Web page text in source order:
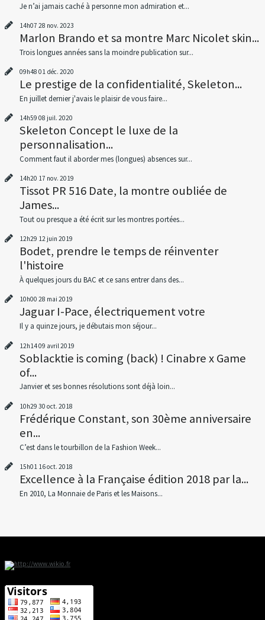
Je n’ai jamais caché à personne mon admiration et...
14h07 28 nov. 2023
Marlon Brando et sa montre Marc Nicolet skin...
Trois longues années sans la moindre publication sur...
09h48 01 déc. 2020
Le prestige de la confidentialité, Skeleton...
En juillet dernier j'avais le plaisir de vous faire...
14h59 08 juil. 2020
Skeleton Concept le luxe de la
personnalisation...
Comment faut il aborder mes (longues) absences sur...
14h20 17 nov. 2019
Tissot PR 516 Date, la montre oubliée de
James...
Tout ou presque a été écrit sur les montres portées...
12h29 12 juin 2019
Bodet, prendre le temps de réinventer
l'histoire
À quelques jours du BAC et ce sans entrer dans des...
10h00 28 mai 2019
Jaguar I-Pace, électriquement votre
Il y a quinze jours, je débutais mon séjour...
12h1409 avril 2019
Soblacktie is coming (back) ! Cinabre x Game
of...
Janvier et ses bonnes résolutions sont déjà loin...
10h29 30 oct. 2018
Frédérique Constant, son 30ème anniversaire
en...
C’est dans le tourbillon de la Fashion Week...
15h01 16oct. 2018
Excellence à la Française édition 2018 par la...
En 2010, La Monnaie de Paris et les Maisons...